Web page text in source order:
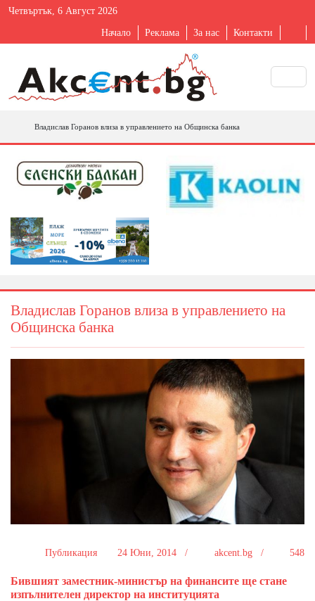
Четвъртък, 6 Август 2026
Начало Реклама За нас Контакти
Владислав Горанов влиза в управлението на Общинска банка
Владислав Горанов влиза в управлението на
Общинска банка
Публикация 24 Юни, 2014 / akcent.bg / 548
Бившият заместник-министър на финансите ще стане
изпълнителен директор на институцията